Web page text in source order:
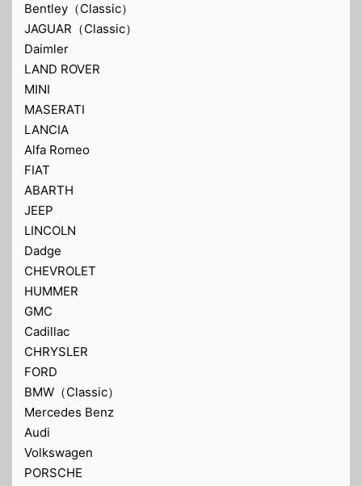
Bentley（Classic）
JAGUAR（Classic）
Daimler
LAND ROVER
MINI
MASERATI
LANCIA
Alfa Romeo
FIAT
ABARTH
JEEP
LINCOLN
Dadge
CHEVROLET
HUMMER
GMC
Cadillac
CHRYSLER
FORD
BMW（Classic）
Mercedes Benz
Audi
Volkswagen
PORSCHE